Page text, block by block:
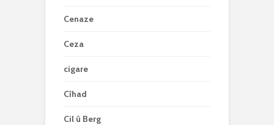
Cenaze
Ceza
cigare
Cîhad
Cil û Berg